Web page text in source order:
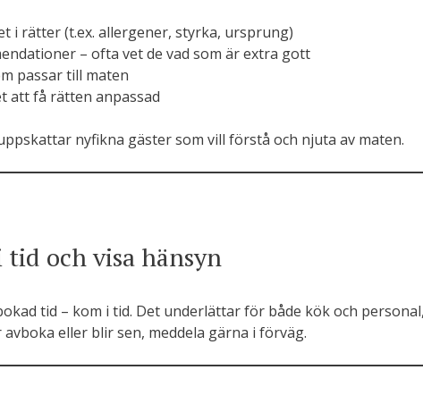
i rätter (t.ex. allergener, styrka, ursprung)
– ofta vet de vad som är extra gott
passar till maten
att få rätten anpassad
nyfikna gäster som vill förstå och njuta av maten.
och visa hänsyn
tid – kom i tid. Det underlättar för både kök och
eller blir sen, meddela gärna i förväg.